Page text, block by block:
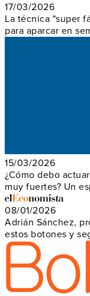
17/03/2026
La técnica "super
para aparcar en
15/03/2026
¿Cómo debo
muy fuertes? Un
08/01/2026
Adrián Sánchez,
estos botones y